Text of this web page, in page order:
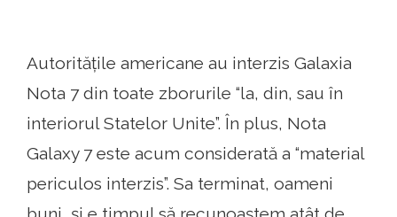
Autoritățile americane au interzis Galaxia
Nota 7 din toate zborurile “la, din, sau în
interiorul Statelor Unite”. În plus, Nota
Galaxy 7 este acum considerată a “material
periculos interzis”. Sa terminat, oameni